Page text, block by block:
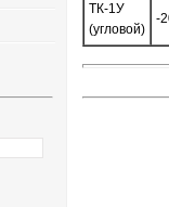
ТК-1У
(угловой)
-